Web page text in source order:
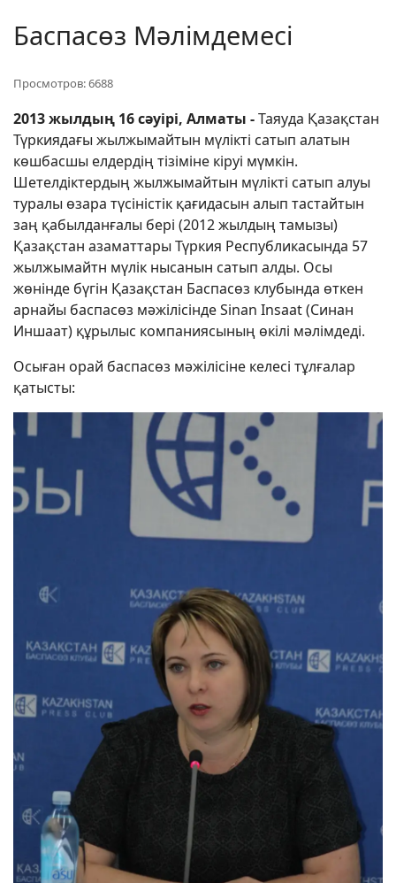
Баспасөз Мәлімдемесі
Просмотров: 6688
2013жылдың 16 сәуірі, Алматы -Таяуда Қазақстан
Түркиядағы жылжымайтын мүлікті сатып алатын
көшбасшы елдердің тізіміне кіруі мүмкін.
Шетелдіктердың жылжымайтын мүлікті сатып алуы
туралы өзара түсіністік қағидасын алып тастайтын
заң қабылданғалы бері (2012 жылдың тамызы)
Қазақстан азаматтары Түркия Республикасында 57
жылжымайтн мүлік нысанын сатып алды. Осы
жөнінде бүгін Қазақстан Баспасөз клубында өткен
арнайы баспасөз мәжілісінде Sinan Insaat (Синан
Иншаат) құрылыс компаниясының өкілі мәлімдеді.
Осыған орай баспасөз мәжілісіне келесі тұлғалар
қатысты: